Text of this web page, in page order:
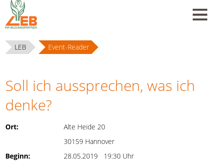
LEB Event-Reader
Soll ich aussprechen, was ich
denke?
Ort:
Alte Heide 20
30159 Hannover
Beginn:
28.05.2019 19:30 Uhr